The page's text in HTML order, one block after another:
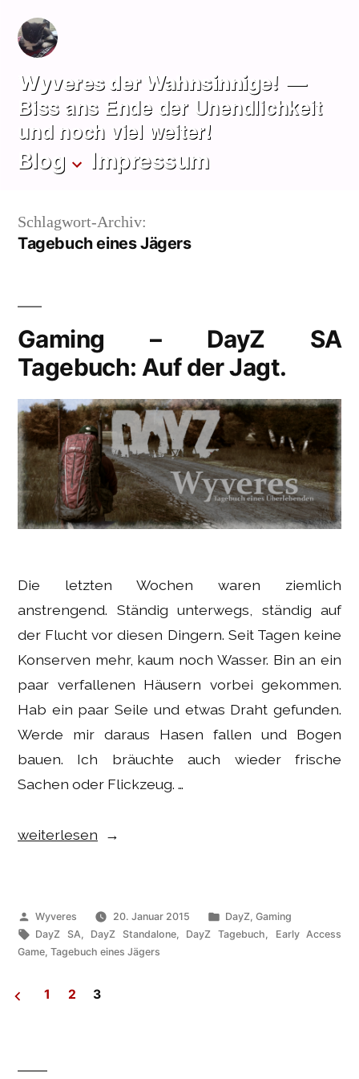
Zum
Inhalt
springen
Wyveres der Wahnsinnige!
Biss ans Ende der Unendlichkeit
und noch viel weiter!
Blog Impressum
Schlagwort-Archiv:
Tagebuch eines Jägers
Gaming – DayZ SA
Tagebuch: Auf der Jagt.
Die letzten Wochen waren ziemlich
anstrengend. Ständig unterwegs, ständig auf
der Flucht vor diesen Dingern. Seit Tagen keine
Konserven mehr, kaum noch Wasser. Bin an ein
paar verfallenen Häusern vorbei gekommen.
Hab ein paar Seile und etwas Draht gefunden.
Werde mir daraus Hasen fallen und Bogen
bauen. Ich bräuchte auch wieder frische
Sachen oder Flickzeug. …
„Gaming
SA
Tagebuch:
Auf
weiterlesen
Veröffentlicht
von
Wyveres 20. Januar 2015
Veröffentlicht
unter
DayZ, Gaming
Schlagwörter:
DayZ SA DayZ Standalone, DayZ Tagebuch
Early Access
Game Tagebuch eines Jägers
1 2 3